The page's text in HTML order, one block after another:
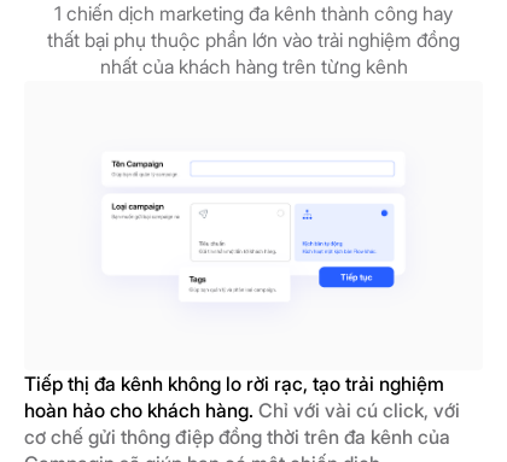
1 chiến dịch marketing đa kênh thành công hay
thất bại phụ thuộc phần lớn vào trải nghiệm đồng
nhất của khách hàng trên từng kênh
Tiếp thị đa kênh không lo rời rạc, tạo trải nghiệm
hoàn hảo cho khách hàng. Chỉ với vài cú click, với
cơ chế gửi thông điệp đồng thời trên đa kênh của